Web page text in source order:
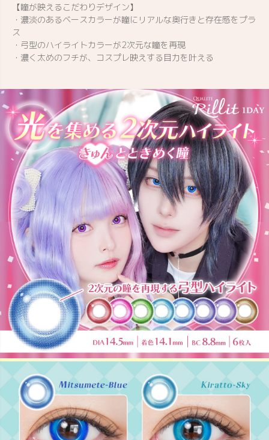
【瞳が映えるこだわりデザイン】
・濃淡のあるベースカラーが瞳にリアルな奥行きと存在感をプラ
ス
・弓型のハイライトカラーが2次元な瞳を再現
・濃く太めのフチが、コスプレ映えする目力を叶える